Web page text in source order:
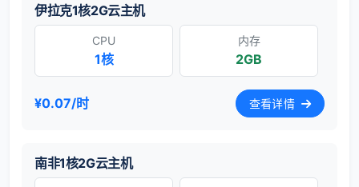
伊拉克1核2G云主机
CPU
1核
内存
2GB
¥0.07/时 查看详情
南非1核2G云主机